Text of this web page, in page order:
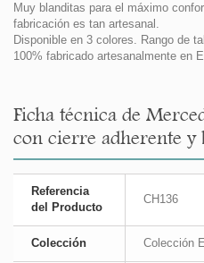
Muy blanditas para el máximo
fabricación es tan artesanal.
Disponible en 3 colores. Rango de
100% fabricado artesanalmente en
Ficha técnica de
con cierre adherente y
Referencia
del Producto
CH136
Colección Colección